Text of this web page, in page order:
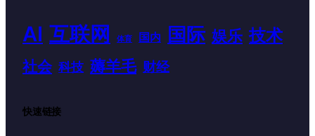
AI 互联网 体育 国内 国际 娱乐 技术
社会 科技 薅羊毛 财经
快速链接